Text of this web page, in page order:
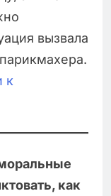
вызвала
к
как